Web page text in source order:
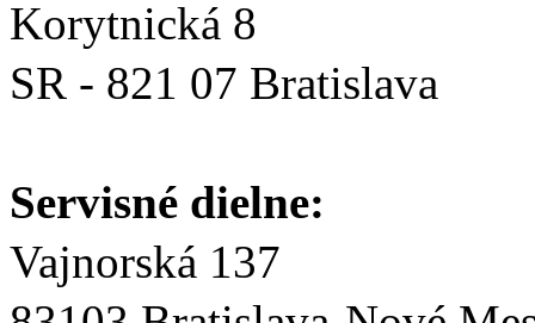
Korytnická 8
SR - 821 07 Bratislava
Servisné dielne:
Vajnorská 137